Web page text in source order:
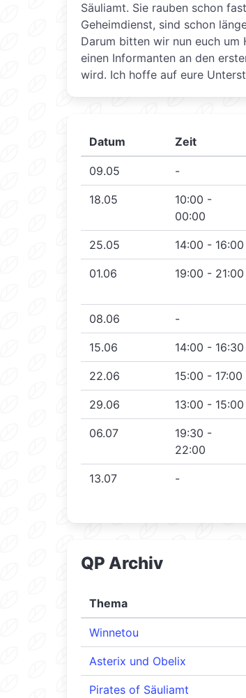
Säuliamt. Sie rauben schon
Geheimdienst, sind schon
Darum bitten wir nun euch
einen Informanten an den
wird. Ich hoffe auf eure
Datum Zeit
09.05 -
18.05
10:00 -
00:00
25.05 14:00 - 16:00
01.06 19:00 - 21:00
08.06 -
15.06 14:00 - 16:30
22.06 15:00 - 17:00
29.06 13:00 - 15:00
06.07
19:30 -
22:00
13.07 -
QP Archiv
Thema
Winnetou
Asterix und Obelix
Pirates of Säuliamt